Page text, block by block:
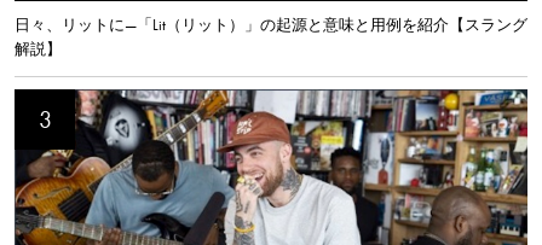
日々、リットに—「Lit（リット）」の起源と意味と用例を紹介【スラング
解説】